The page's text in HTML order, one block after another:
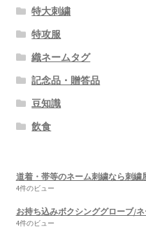
特大刺繍
特攻服
織ネームタグ
記念品・贈答品
豆知識
飲食
道着・帯等のネーム刺繍なら刺繍
4件のビュー
お持ち込みボクシンググローブ/
4件のビュー